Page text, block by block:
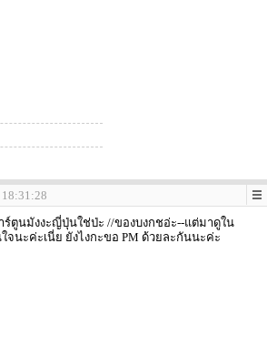
ร์ตูนมังงะญี่ปุ่นใช่ป่ะ //ของบงกชอ่ะ--แต่มาดูใน
จนะค่ะเนี่ย ยังไงกะขอ PM ด้วยละกันนะค่ะ